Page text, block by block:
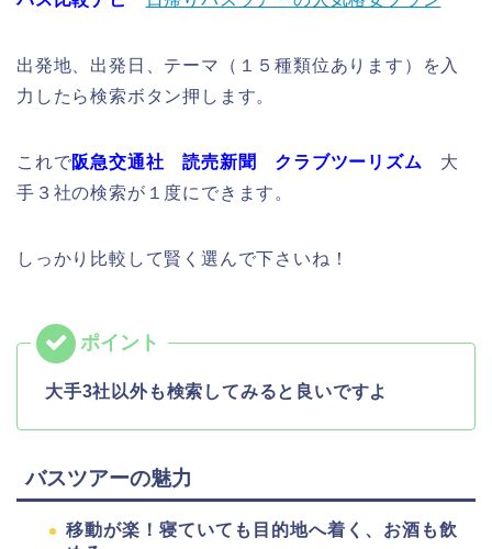
出発地、出発日、テーマ（１５種類位あります）を入
力したら検索ボタン押します。
これで阪急交通社 読売新聞 クラブツーリズム 大
手３社の検索が１度にできます。
しっかり比較して賢く選んで下さいね！
大手3社以外も検索してみると良いですよ
バスツアーの魅力
移動が楽！寝ていても目的地へ着く、お酒も飲